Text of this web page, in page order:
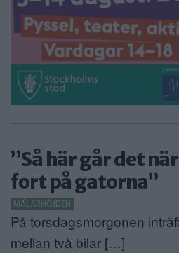
”Så här går det
fort på gatorna”
MÄLARHÖJDEN
På torsdagsmorgonen
mellan två bilar […]